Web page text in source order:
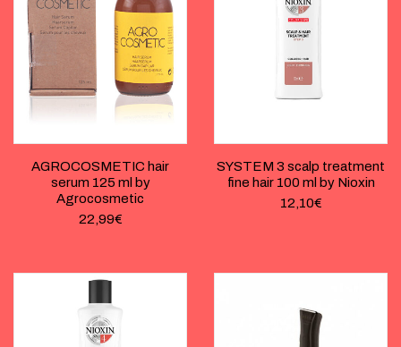
AGROCOSMETIC hair
serum 125 ml by
Agrocosmetic
22,99€
SYSTEM 3 scalp treatment
fine hair 100 ml by Nioxin
12,10€